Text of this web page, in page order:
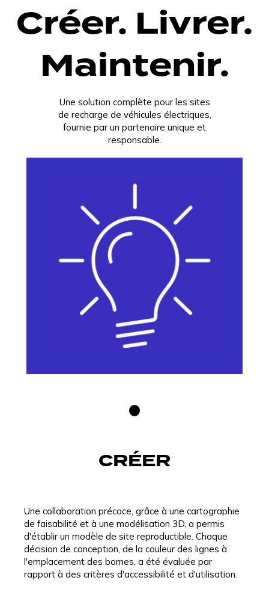
Créer. Livrer.
Maintenir.
Une solution complète pour les sites
de recharge de véhicules électriques,
fournie par un partenaire unique et
responsable.
CRÉER
Une collaboration précoce, grâce à une cartographie
de faisabilité et à une modélisation 3D, a permis
d'établir un modèle de site reproductible. Chaque
décision de conception, de la couleur des lignes à
l'emplacement des bornes, a été évaluée par
rapport à des critères d'accessibilité et d'utilisation.